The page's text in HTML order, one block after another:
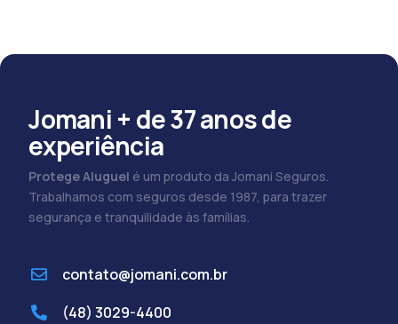
Jomani + de 37 anos de
experiência
Protege Aluguel é um produto da Jomani Seguros.
Trabalhamos com seguros desde 1987, para trazer
segurança e tranquilidade às famílias.
contato@jomani.com.br
(48) 3029-4400